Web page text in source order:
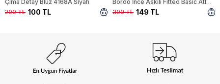
Çıma Detay Bluz 4168A Siyah
100 TL
299 TL
Bordo İnce Askılı Fitted Basic Atlet 947
149 TL
399 TL